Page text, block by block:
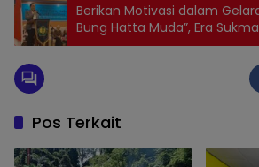
Berikan Motivasi dalam
Bung Hatta Muda”, Era
Muda Untuk Bangga Dan
Menghadapi Tantangan
Pos Terkait